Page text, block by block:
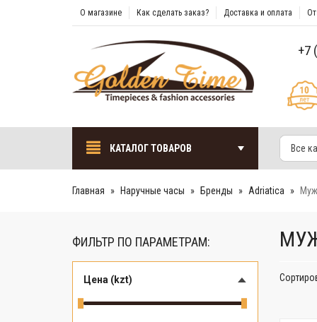
О магазине Как сделать заказ? Доставка и оплата
+7
КАТАЛОГ ТОВАРОВ Все
Главная Наручные часы Бренды Adriatica
ФИЛЬТР ПО ПАРАМЕТРАМ:
Цена (kzt)